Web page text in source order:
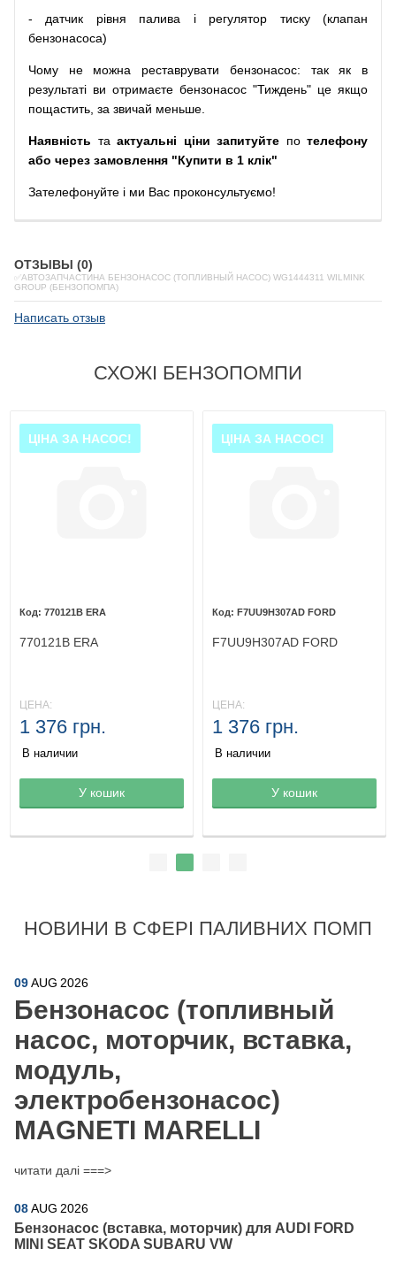
- датчик рівня палива і регулятор тиску (клапан
бензонасоса)
Чому не можна реставрувати бензонасос: так як
в
результаті ви отримаєте бензонасос "Тиждень" це якщо
пощастить, за звичай меньше.
Наявність та актуальні ціни запитуйте по телефону
або через замовлення "Купити в 1 клік"
Зателефонуйте і ми Вас проконсультуємо!
ОТЗЫВЫ (0)
✅АВТОЗАПЧАСТИНА БЕНЗОНАСОС (ТОПЛИВНЫЙ НАСОС) WG1444311 WILMINK
GROUP (БЕНЗОПОМПА)
Написать отзыв
СХОЖІ БЕНЗОПОМПИ
Товар в корзине
ЦІНА ЗА НАСОС!
770121B ERA
770121B ERA
ЦЕНА:
1 376 грн.
В наличии
У кошик Товар в корзине
ЦІНА ЗА НАСОС!
F7UU9H307AD FORD
F7UU9H307AD FORD
ЦЕНА:
1 376 грн.
В наличии
У кошик
НОВИНИ В СФЕРІ ПАЛИВНИХ ПОМП
09AUG 2026
Бензонасос (топливный
насос, моторчик, вставка,
модуль,
электробензонасос)
MAGNETI MARELLI
читати далі ===>
08AUG 2026
Бензонасос (вставка, моторчик) для AUDI FORD
MINI SEAT SKODA SUBARU VW